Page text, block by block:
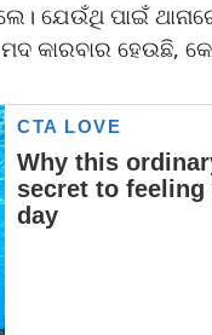
ଯେଉଁଥି ପାଇଁ
ମଦ କାରବାର ହେଉଛି,